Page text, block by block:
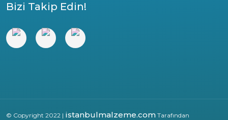
Bizi Takip Edin!
© Copyright 2022 | istanbulmalzeme.com Tarafından